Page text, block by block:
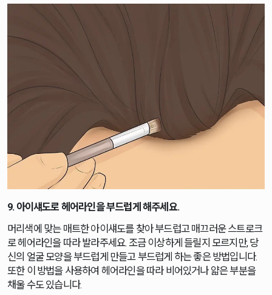
9. 아이섀도로 헤어라인을 부드럽게 해주세요.
머리색에 맞는 매트한 아이섀도를 찾아 부드럽고 매끄러운 스트로크
로 헤어라인을 따라 발라주세요. 조금 이상하게 들릴지 모르지만, 당
신의 얼굴 모양을 부드럽게 만들고 부드럽게 하는 좋은 방법입니다.
또한 이 방법을 사용하여 헤어라인을 따라 비어있거나 얇은 부분을
채울 수도 있습니다.